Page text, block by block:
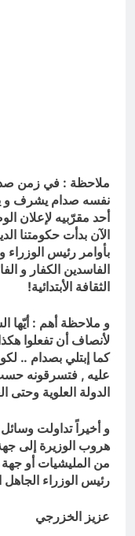
ملاحظة : في زمن
نفسه صدام يشرف و
أحد مقرّبيه لإعلان
الآن بدأت حكومتنا
بأوامر رئيس الوزراء
الفاسدين الكفار و
الثقافة الأبتدائية!
و ملاحظة أهم : أيّها
لأنصاف أن تفعلوا
كما إبتلي بصدام ..
عليه , فتسرقونه حسب
الدولة العلوية وحتى
و أخيراً تداولت
هروب الوزيرة إلى
من المليشيات أو
رئيس الوزراء الجاهل
عزيز الخزرجي